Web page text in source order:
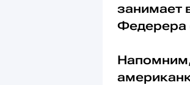
занимает
Федерера
Напомним,